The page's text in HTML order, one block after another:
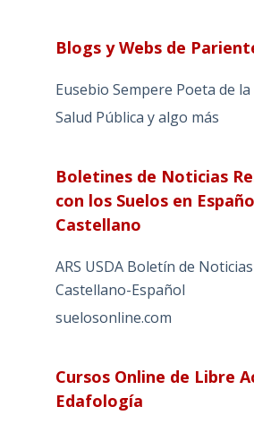
Blogs y Webs de
Eusebio Sempere Poeta de
Salud Pública y algo más
Boletines de Noticias
con los Suelos en
Castellano
ARS USDA Boletín de
Castellano-Español
suelosonline.com
Cursos Online de Libre
Edafología